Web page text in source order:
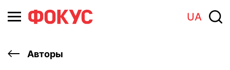
UA
Авторы